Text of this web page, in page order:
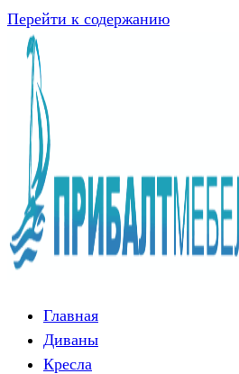
Перейти к содержанию
Главная
Диваны
Кресла